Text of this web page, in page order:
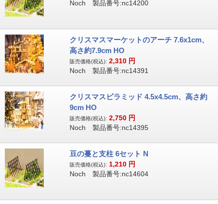
Noch 製品番号:nc14200
クリスマスマーケットのアーチ 7.6x1cm、
高さ約7.9cm HO
販売価格(税込): 2,310 円
Noch 製品番号:nc14391
クリスマスピラミッド 4.5x4.5cm、高さ約
9cm HO
販売価格(税込): 2,750 円
Noch 製品番号:nc14395
豆の蔓と支柱 6セット N
販売価格(税込): 1,210 円
Noch 製品番号:nc14604